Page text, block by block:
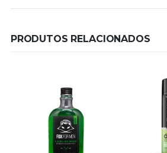
PRODUTOS RELACIONADOS